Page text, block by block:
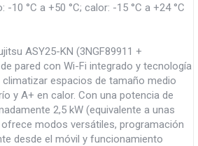
10 °C a +50 °C; calor: -15 °C a +24 °C
ASY25-KN (3NGF89911 +
pared con Wi-Fi integrado y tecnología
climatizar espacios de tamaño medio
y A+ en calor. Con una potencia de
2,5 kW (equivalente a unas
modos versátiles, programación
desde el móvil y funcionamiento